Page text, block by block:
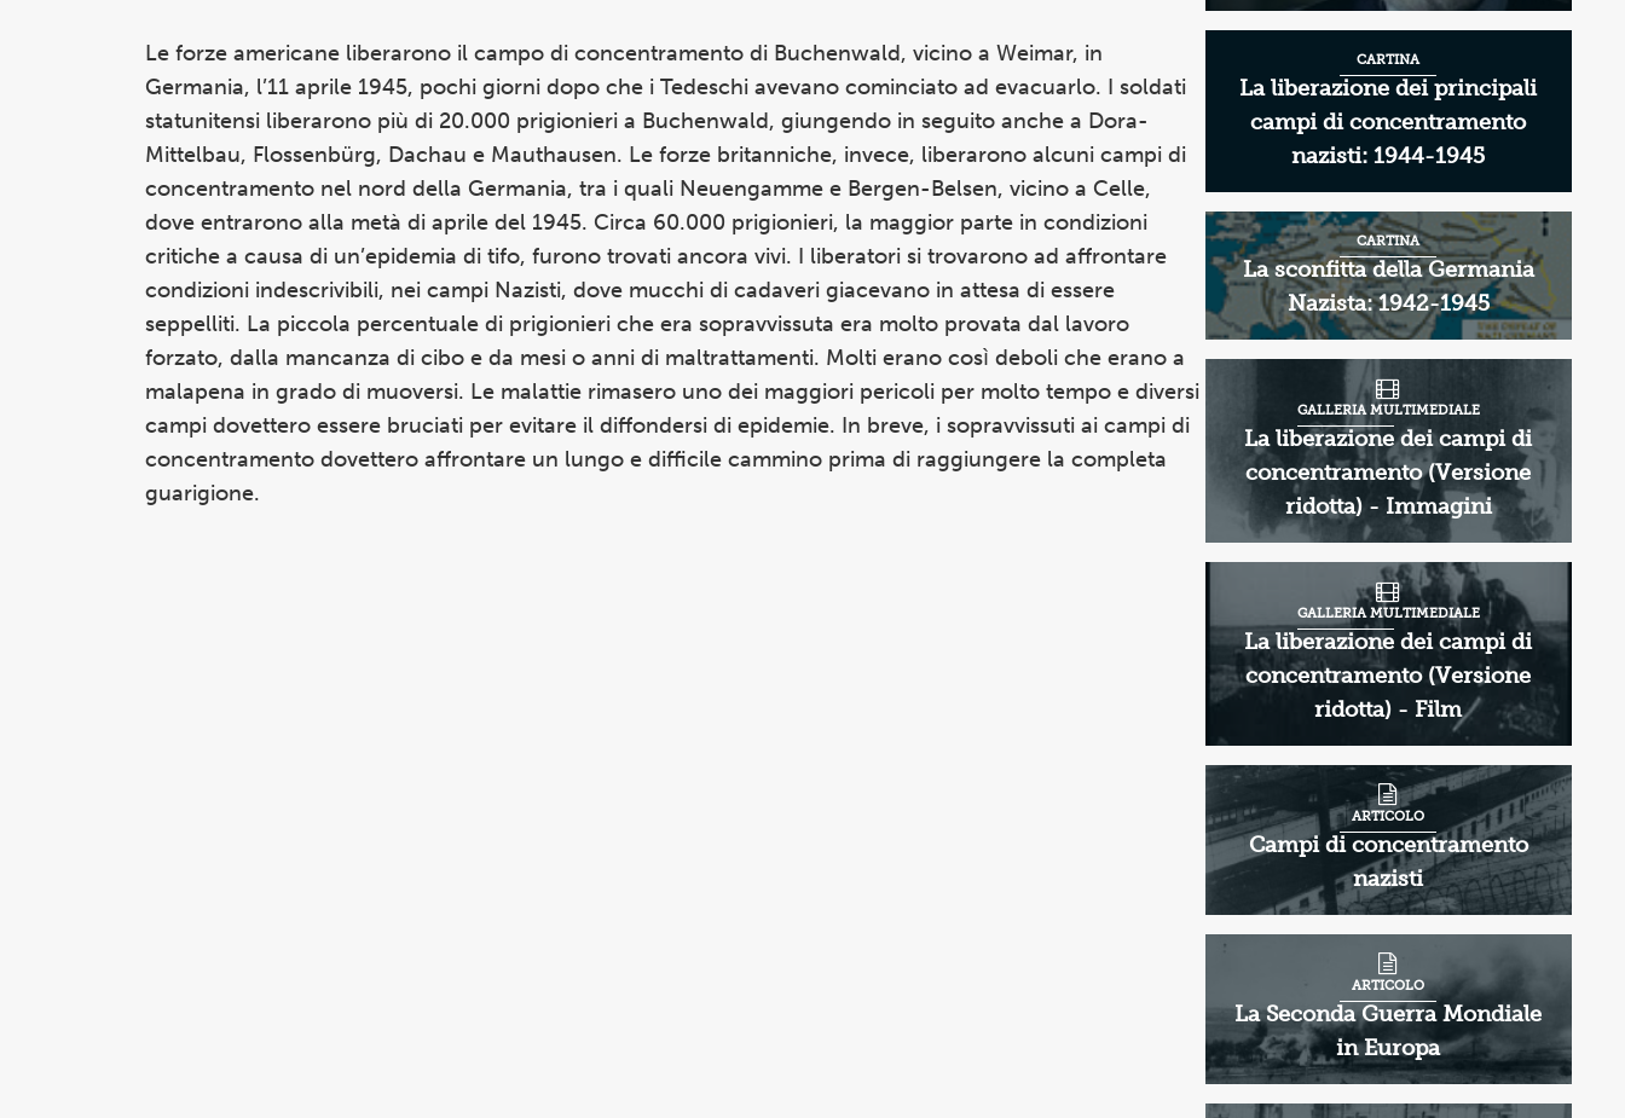
Le forze americane liberarono il campo di concentramento di Buchenwald, vicino a Weimar, in
Germania, l’11 aprile 1945, pochi giorni dopo che i Tedeschi avevano cominciato ad evacuarlo. I soldati
statunitensi liberarono più di 20.000 prigionieri a Buchenwald, giungendo in seguito anche a Dora-
Mittelbau, Flossenbürg, Dachau e Mauthausen. Le forze britanniche, invece, liberarono alcuni campi di
concentramento nel nord della Germania, tra i quali Neuengamme e Bergen-Belsen, vicino a Celle,
dove entrarono alla metà di aprile del 1945. Circa 60.000 prigionieri, la maggior parte in condizioni
critiche a causa di un’epidemia di tifo, furono trovati ancora vivi. I liberatori si trovarono ad affrontare
condizioni indescrivibili, nei campi Nazisti, dove mucchi di cadaveri giacevano in attesa di essere
seppelliti. La piccola percentuale di prigionieri che era sopravvissuta era molto provata dal lavoro
forzato, dalla mancanza di cibo e da mesi o anni di maltrattamenti. Molti erano così deboli che erano a
malapena in grado di muoversi. Le malattie rimasero uno dei maggiori pericoli per molto tempo e diversi
campi dovettero essere bruciati per evitare il diffondersi di epidemie. In breve, i sopravvissuti ai campi di
concentramento dovettero affrontare un lungo e difficile cammino prima di raggiungere la completa
guarigione.
La liberazione dei principali
campi di concentramento
nazisti: 1944-1945
CARTINA
La sconfitta della Germania
Nazista: 1942-1945
CARTINA
La liberazione dei campi di
concentramento (Versione
ridotta) - Immagini
GALLERIA MULTIMEDIALE
La liberazione dei campi di
concentramento (Versione
ridotta) - Film
GALLERIA MULTIMEDIALE
Campi di concentramento
nazisti
ARTICOLO
La Seconda Guerra Mondiale
in Europa
ARTICOLO